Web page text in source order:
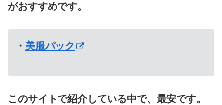
がおすすめです。
・ 美服パック
このサイトで紹介している中で、最安です。